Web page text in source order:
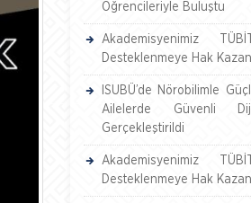
Öğrencileriyle Buluştu
Akademisyenimiz
Desteklenmeye Hak
ISUBÜ’de Nörobilimle
Ailelerde Güvenli
Gerçekleştirildi
Akademisyenimiz
Desteklenmeye Hak